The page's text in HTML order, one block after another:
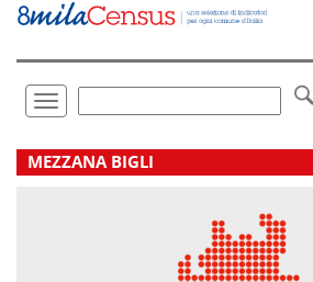
Vai
direttamente
Toggle
navigation
.
MEZZANA BIGLI